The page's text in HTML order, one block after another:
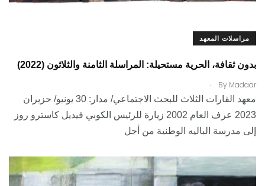
مراسلات المعهد
بدون ثقافة، الحرية مستحيلة: المراسلة الثامنة والثلاثون (2022)
By Madaar
.
معهد القارات الثلاث للبحث الاجتماعي/ مدار: 30 يونيو/ حزيران
2023 عرف العام 2002 زيارة للرئيس الكوبي فيديل كاسترو روز
إلى مدرسة الباليه الوطنية من أجل